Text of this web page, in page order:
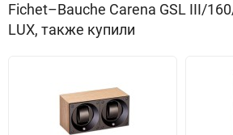
Fichet–Bauche Carena GSL III/
LUX, также купили